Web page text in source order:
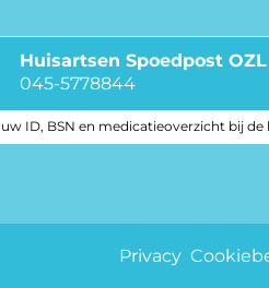
Huisartsen Spoedpost OZL
045-5778844
ID, BSN en medicatieoverzicht bij de
Privacy